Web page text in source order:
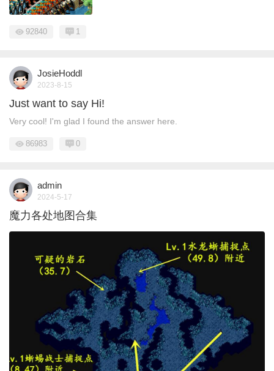
92840 1
JosieHoddl
2023-8-15
Just want to say Hi!
Very cool! I'm glad I found the answer here.
86983 0
admin
2024-5-17
魔力各处地图合集